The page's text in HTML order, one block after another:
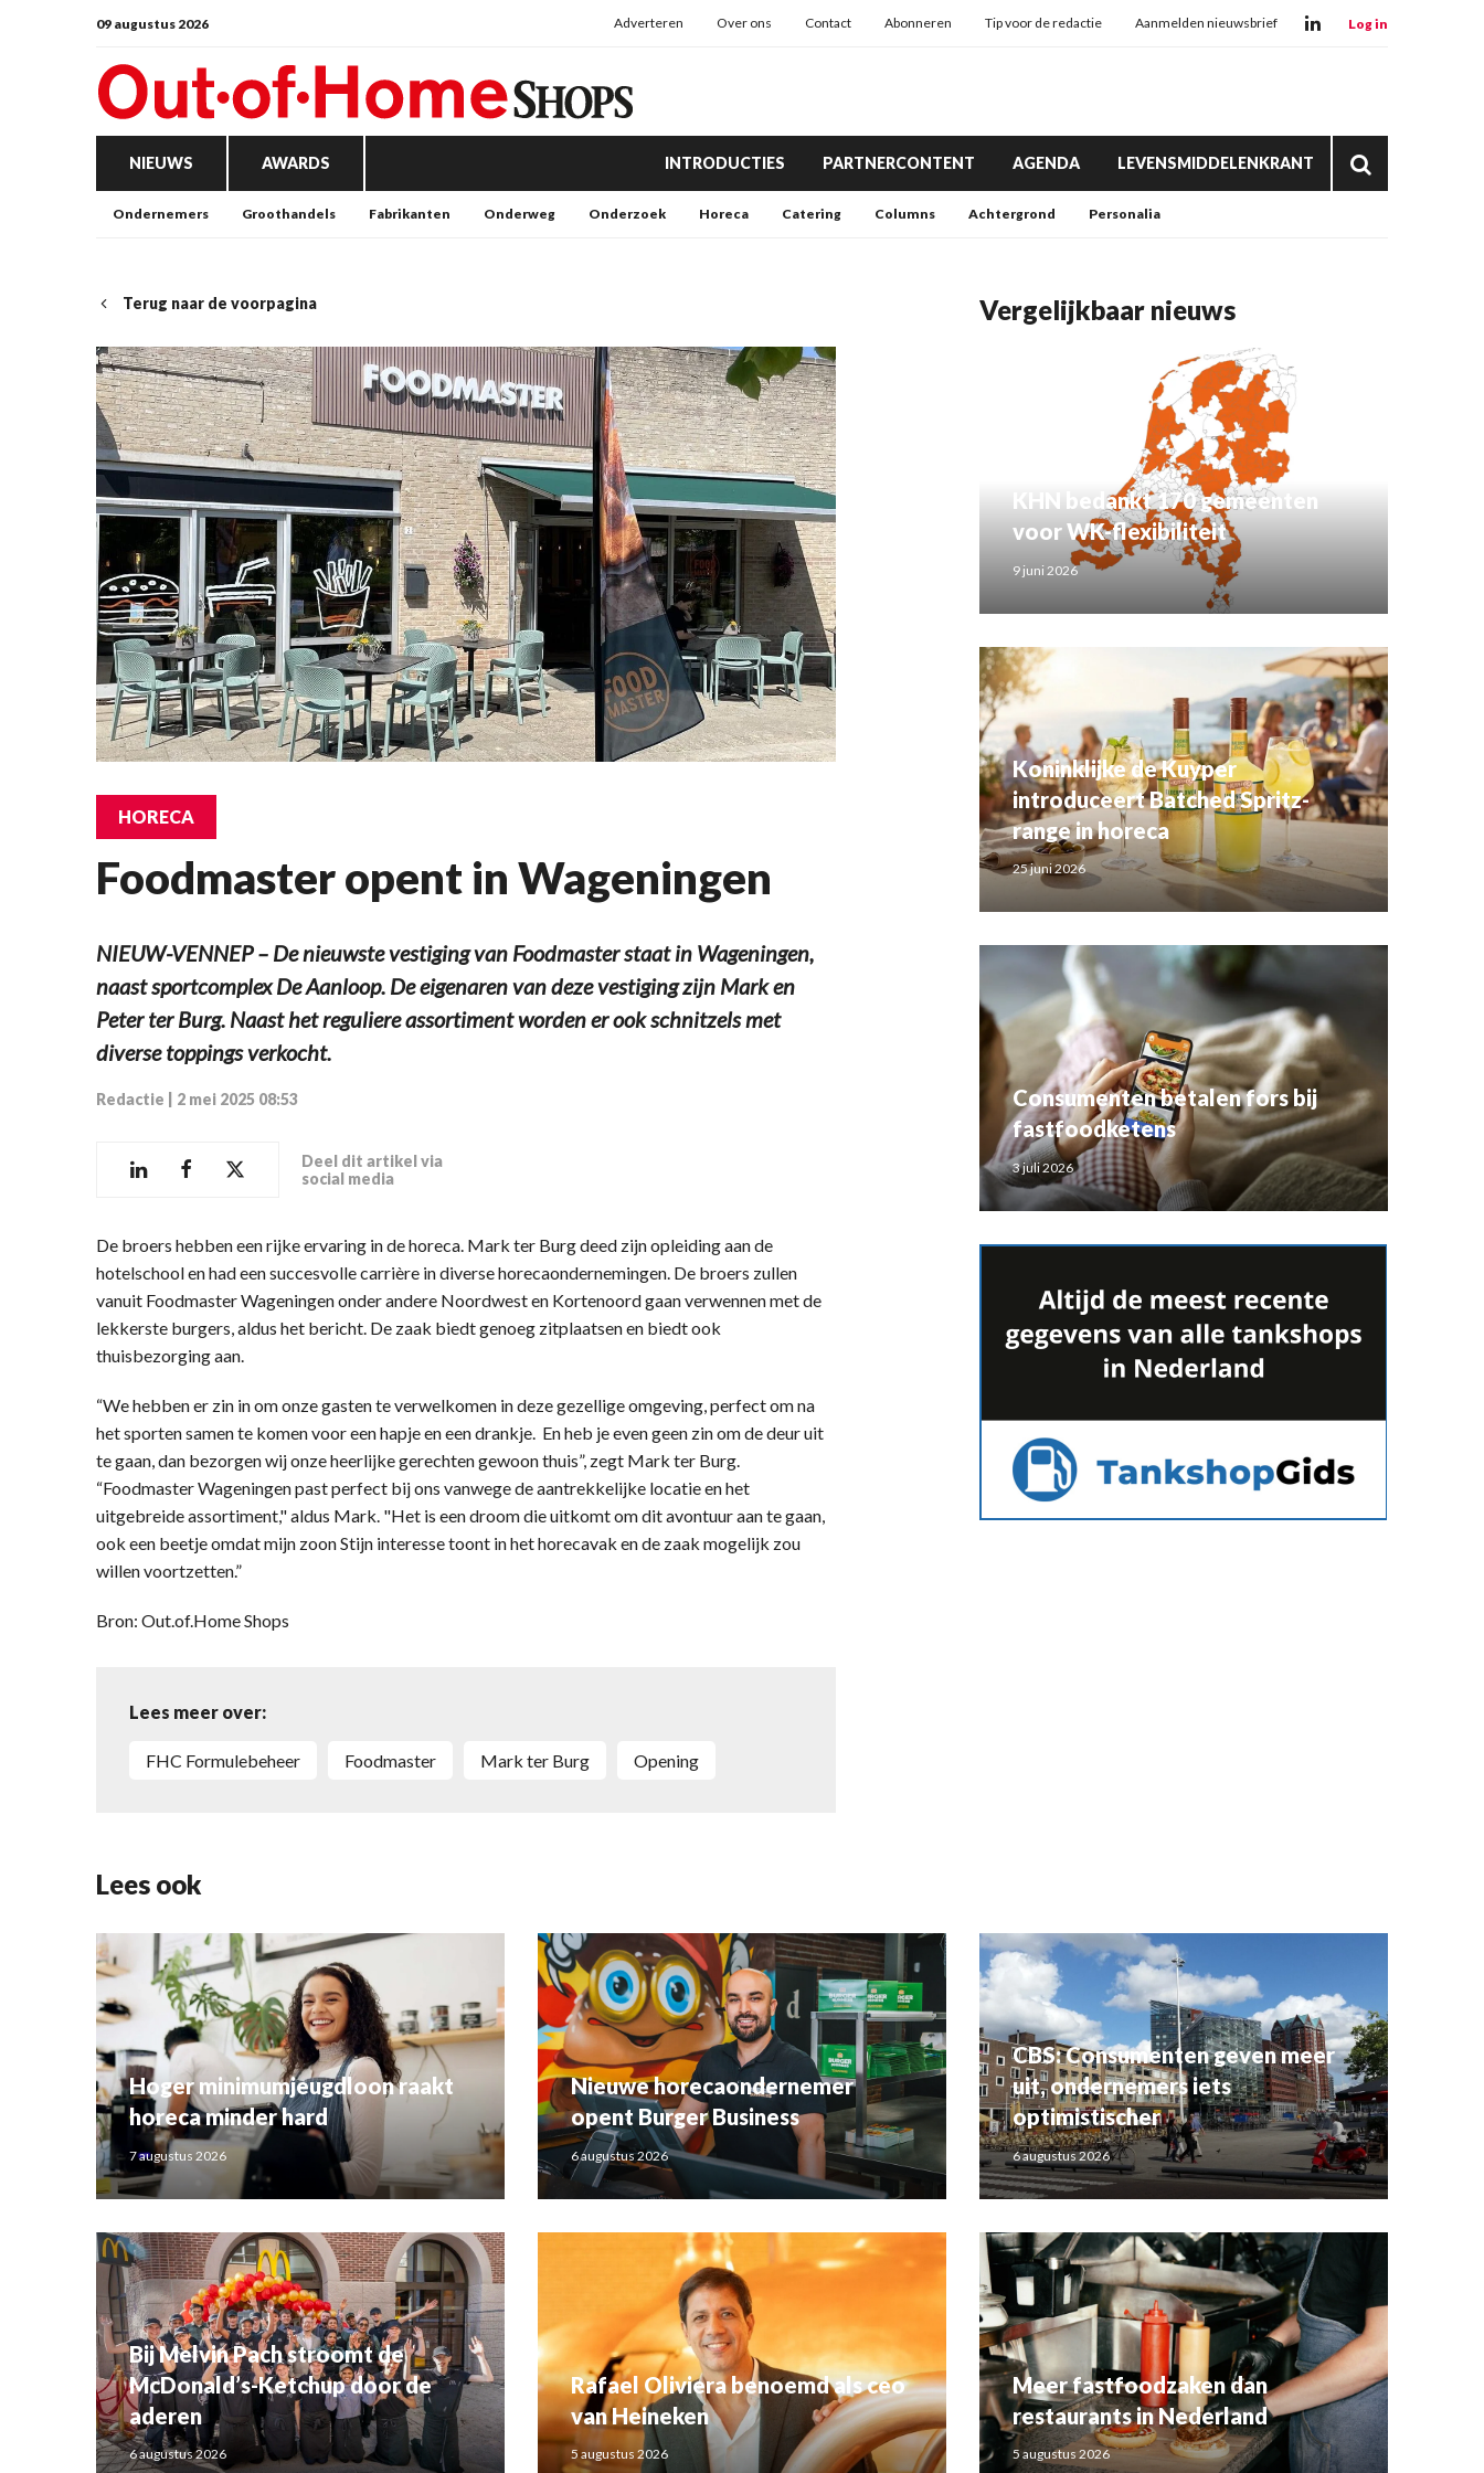
09 augustus 2026 Adverteren Over ons Contact Abonneren Tip voor de redactie Aanmelden nieuwsbrief Log in
NIEUWS AWARDS INTRODUCTIES PARTNERCONTENT AGENDA LEVENSMIDDELENKRANT
Ondernemers Groothandels Fabrikanten Onderweg Onderzoek Horeca Catering Columns Achtergrond Personalia
Terug naar de voorpagina
HORECA
Foodmaster opent in Wageningen
NIEUW-VENNEP – De nieuwste vestiging van Foodmaster staat in Wageningen,
naast sportcomplex De Aanloop. De eigenaren van deze vestiging zijn Mark en
Peter ter Burg. Naast het reguliere assortiment worden er ook schnitzels met
diverse toppings verkocht.
Redactie 2 mei 2025 08:53
Deel dit artikel via
social media
De broers hebben een rijke ervaring in de horeca. Mark ter Burg deed zijn opleiding aan de
hotelschool en had een succesvolle carrière in diverse horecaondernemingen. De broers zullen
vanuit Foodmaster Wageningen onder andere Noordwest en Kortenoord gaan verwennen met de
lekkerste burgers, aldus het bericht. De zaak biedt genoeg zitplaatsen en biedt ook
thuisbezorging aan.
“We hebben er zin in om onze gasten te verwelkomen in deze gezellige omgeving, perfect om na
het sporten samen te komen voor een hapje en een drankje. En heb je even geen zin om de deur uit
te gaan, dan bezorgen wij onze heerlijke gerechten gewoon thuis”, zegt Mark ter Burg.
“Foodmaster Wageningen past perfect bij ons vanwege de aantrekkelijke locatie en het
uitgebreide assortiment," aldus Mark. "Het is een droom die uitkomt om dit avontuur aan te gaan,
ook een beetje omdat mijn zoon Stijn interesse toont in het horecavak en de zaak mogelijk zou
willen voortzetten.”
Bron: Out.of.Home Shops
Lees meer over:
FHC Formulebeheer Foodmaster Mark ter Burg opening
Vergelijkbaar nieuws
KHN bedankt 170 gemeenten
voor WK-flexibiliteit
9 juni 2026
Koninklijke de Kuyper
introduceert Batched Spritz-
range in horeca
25 juni 2026
Consumenten betalen fors bij
fastfoodketens
3 juli 2026
Lees ook
Hoger minimumjeugdloon raakt
horeca minder hard
7 augustus 2026
Nieuwe horecaondernemer
opent Burger Business
6 augustus 2026
CBS: Consumenten geven meer
uit, ondernemers iets
optimistischer
6 augustus 2026
Bij Melvin Pach stroomt de
McDonald’s-Ketchup door de
aderen
6 augustus 2026
Rafael Oliviera benoemd als ceo
van Heineken
5 augustus 2026
Meer fastfoodzaken dan
restaurants in Nederland
5 augustus 2026